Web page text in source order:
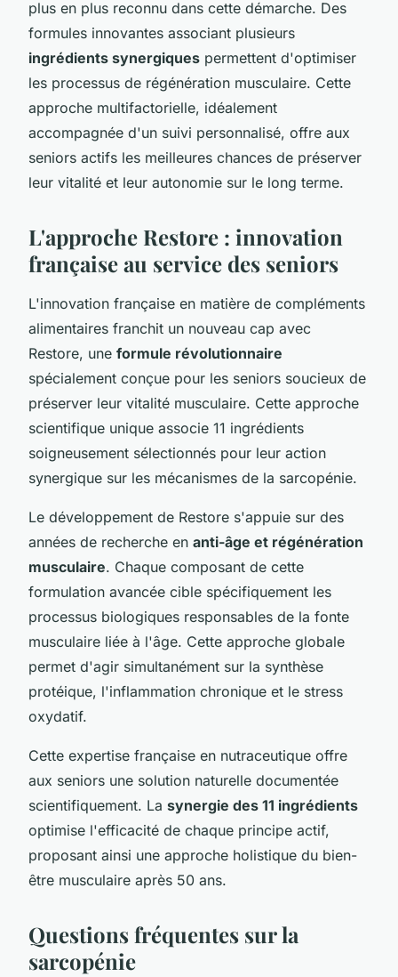
plus en plus reconnu dans cette démarche. Des
formules innovantes associant plusieurs
ingrédients synergiques permettent d'optimiser
les processus de régénération musculaire. Cette
approche multifactorielle, idéalement
accompagnée d'un suivi personnalisé, offre aux
seniors actifs les meilleures chances de préserver
leur vitalité et leur autonomie sur le long terme.
L'approche Restore : innovation
française au service des seniors
L'innovation française en matière de compléments
alimentaires franchit un nouveau cap avec
Restore, une formule révolutionnaire
spécialement conçue pour les seniors soucieux de
préserver leur vitalité musculaire. Cette approche
scientifique unique associe 11 ingrédients
soigneusement sélectionnés pour leur action
synergique sur les mécanismes de la sarcopénie.
Le développement de Restore s'appuie sur des
années de recherche en anti-âge et régénération
musculaire. Chaque composant de cette
formulation avancée cible spécifiquement les
processus biologiques responsables de la fonte
musculaire liée à l'âge. Cette approche globale
permet d'agir simultanément sur la synthèse
protéique, l'inflammation chronique et le stress
oxydatif.
Cette expertise française en nutraceutique offre
aux seniors une solution naturelle documentée
scientifiquement. La synergie des 11 ingrédients
optimise l'efficacité de chaque principe actif,
proposant ainsi une approche holistique du bien-
être musculaire après 50 ans.
Questions fréquentes sur la
sarcopénie